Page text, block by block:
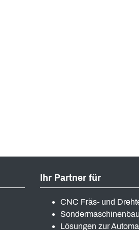
Ihr Partner für
CNC Fräs- und
Sondermaschinenbau
Lösungen zur